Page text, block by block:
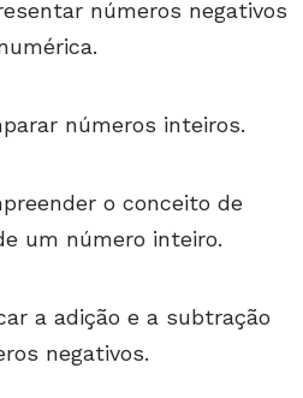
números negativos
números inteiros.
o conceito de
um número inteiro.
a adição e a subtração
negativos.